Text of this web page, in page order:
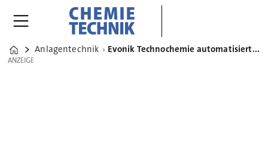
Home
Anlagentechnik Evonik Technochemie automatisiert Wirkstoffanlage mit Centum-Prozessleitsystem
ANZEIGE
ANZEIGE